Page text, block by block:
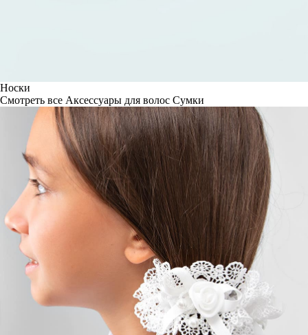
Носки
Смотреть все Аксессуары для волос Сумки